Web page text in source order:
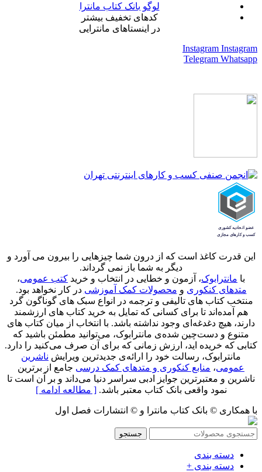
لوگو بانک کتاب مانترا
کدهای تخفیف بیشتر
در اینستاهای مانترایی
Instagram Instagram
Telegram Whatsapp
این قدرت کاغذ است که از درون شما چیزهایی را بیرون می آورد و
دیگر به شما باز نمی گرداند.
با مانترابوک، آزمون و خطایی در انتخاب و خرید کتب عمومی،
متدهای کنکوری و محصولات کمک آموزشی در کار نخواهد بود.
منتخب کتاب‌ های تالیفی و ترجمه در انواع سبک های گوناگون گرد
هم آمده‌اند تا برای کسانی که تمایل به خرید کتاب های ارزشمند
دارند، هیچ دغدغه‌ای وجود نداشته باشد. با انتخاب از میان کتاب های
متنوع و دست‌چین شده‌ی مانترابوک، می‌توانید مطمئن باشید که
کتابی که خریده اید، ارزش زمانی که برای آن صرف می‌کنید را دارد.
مانترابوک، رسالت خود را ارائه‌ی جدیدترین ویرایش ناشرین
عمومی، منابع کنکوری و متدهای کمک درسی جامع از برترین
ناشرین و معتبرترین جوایز ادبی سراسر دنیا می‌داند و بر آن است تا
نمود واقعی بانک کتاب معتبر باشد.[ مطالعه ادامه ]
با همکاری © بانک کتاب مانترا و © انتشارات فصل اول
جستجو
دسته بندی
دسته بندی +